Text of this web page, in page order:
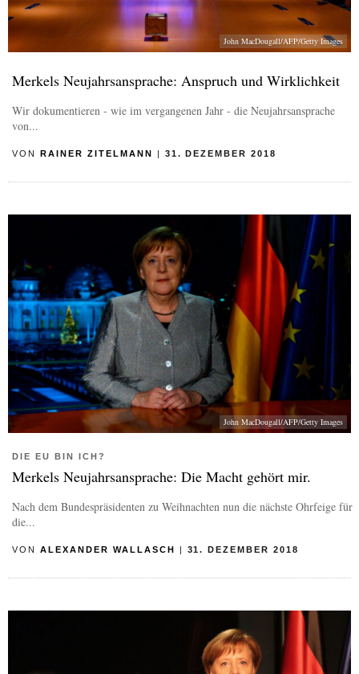
John MacDougall/AFP/Getty Images
Merkels Neujahrsansprache: Anspruch und Wirklichkeit
Wir dokumentieren - wie im vergangenen Jahr - die Neujahrsansprache
von...
VON RAINER ZITELMANN | 31. DEZEMBER 2018
John MacDougall/AFP/Getty Images
DIE EU BIN ICH?
Merkels Neujahrsansprache: Die Macht gehört mir.
Nach dem Bundespräsidenten zu Weihnachten nun die nächste Ohrfeige für
die...
VON ALEXANDER WALLASCH | 31. DEZEMBER 2018